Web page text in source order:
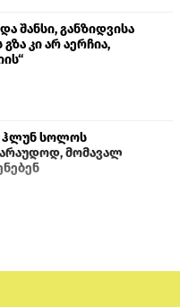
შანსი, განზიდვისა
კი არ აერჩია,
ჰლუნ სოლოს
მომავალ